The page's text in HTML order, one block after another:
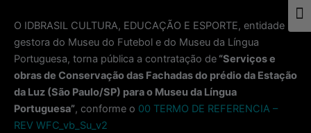
O IDBRASIL CULTURA, EDUCAÇÃO E ESPORTE, entidade
gestora do Museu do Futebol e do Museu da Língua
Portuguesa, torna pública a contratação de “Serviços e
obras de Conservação das Fachadas do prédio da Estação
da Luz (São Paulo/SP) para o Museu da Língua
Portuguesa”, conforme o 00 TERMO DE REFERENCIA –
REV WFC_vb_Su_v2